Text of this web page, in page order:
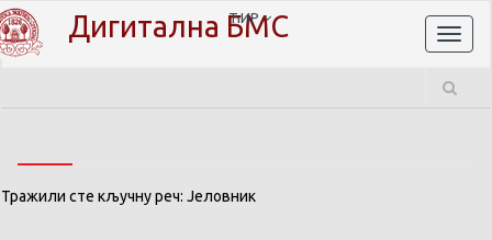
Дигитална БМС
ЋИР
Тражили сте кључну реч: Јеловник